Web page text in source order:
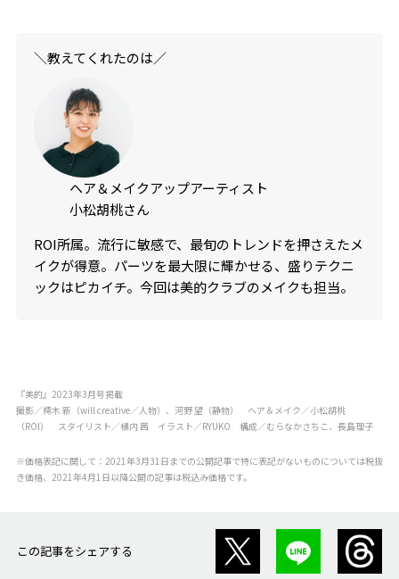
＼教えてくれたのは／
ヘア＆メイクアップアーティスト
小松胡桃さん
ROI所属。流行に敏感で、最旬のトレンドを押さえたメ
イクが得意。パーツを最大限に輝かせる、盛りテクニ
ックはピカイチ。今回は美的クラブのメイクも担当。
『美的』2023年3月号掲載
撮影／樗木 新（will creative／人物）、河野 望（静物） ヘア＆メイク／小松胡桃
（ROI） スタイリスト／橘内 茜 イラスト／RYUKO 構成／むらなかさちこ、長島理子
※価格表記に関して：2021年3月31日までの公開記事で特に表記がないものについては税抜
き価格、2021年4月1日以降公開の記事は税込み価格です。
この記事をシェアする